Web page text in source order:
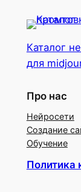
Каталог
для
Про нас
Нейросети
Создание
Обучение
Политика